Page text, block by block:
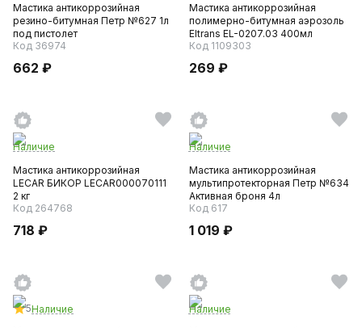
Мастика антикоррозийная
резино-битумная Петр №627 1л
под пистолет
Код 36974
662 ₽
Мастика антикоррозийная
полимерно-битумная аэрозоль
Eltrans EL-0207.03 400мл
Код 1109303
269 ₽
Наличие
Мастика антикоррозийная
LECAR БИКОР LECAR000070111
2 кг
Код 264768
718 ₽
Наличие
Мастика антикоррозийная
мультипротекторная Петр №634
Активная броня 4л
Код 617
1 019 ₽
5Наличие
Наличие